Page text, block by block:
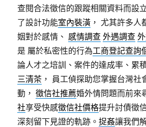
查閱合法徵信的跟蹤相關資料而設
了設計功能室內裝潢 ， 尤其許多
姻對於感情、 感情調查 外遇調查
是 屬於私密性的行為工商登記查詢
論人才之培訓、案件的達成率、累
三清茶 ， 員工偵探助您掌握台灣社
動，徵信社推薦婚外情問題而前來
社享受快感徵信社價格提升討債徵
深刻留下見證的軌跡。捉姦讓我們